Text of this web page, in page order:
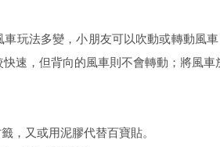
玩法多變，小朋友可以吹動或轉動風
速，但背向的風車則不會轉動；將風車
，又或用泥膠代替百寶貼。